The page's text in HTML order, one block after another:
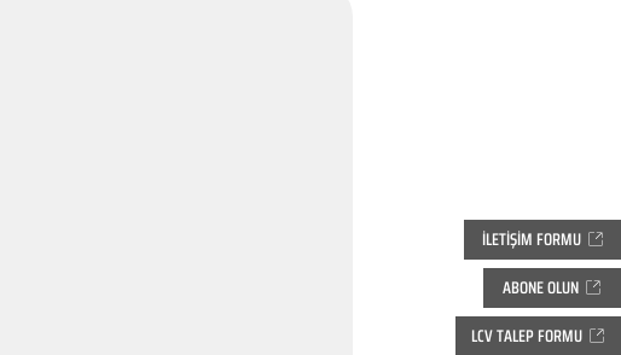
ABONE OLUN
LCV TALEP FORMU
İLETİŞİM FORMU